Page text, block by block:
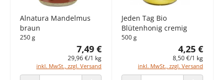
Alnatura Mandelmus
braun
250 g
7,49 €
29,96 €/1 kg
inkl. MwSt., zzgl. Versand
Jeden Tag Bio
Blütenhonig cremig
500 g
4,25 €
8,50 €/1 kg
inkl. MwSt., zzgl. Versand